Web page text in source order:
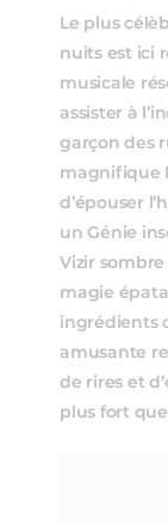
Le plus
nuits est ici
musicale
assister à
garçon des
magnifique
d’épouser
un Génie
Vizir
magie
ingrédients
amusante
de rires et
plus fort